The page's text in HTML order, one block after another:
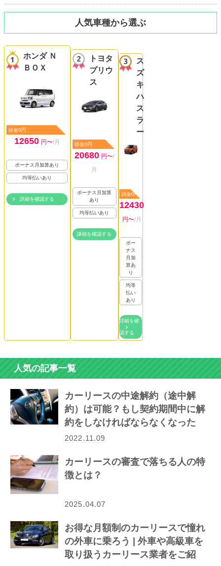
人気車種から選ぶ
ホンダ Ｎ
ＢＯＸ
頭金0円
12650 円〜/月
ボーナス月加算あり
均等払いあり
詳細を確認する
トヨタ
プリウ
ス
頭金0円
20680 円〜/
月
ボーナス月加算
あり
均等払いあり
詳細を確認する
ス
ズ
キ
ハ
ス
ラ
ー
頭金0円
12430
円〜/月
ボー
ナス
月加
算あ
り
均等
払い
あり
詳細を確
認する
人気の記事一覧
カーリースの中途解約（途中解
約）は可能？もし契約期間中に解
約をしなければならなくなった
ら…
2022.11.09
カーリースの審査で落ちる人の特
徴とは？
2025.04.07
お得な月額制のカーリースで憧れ
の外車に乗ろう | 外車や高級車を
取り扱うカーリース業者をご紹